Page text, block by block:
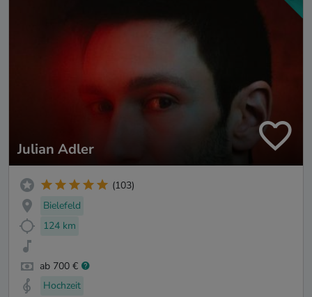
Julian Adler
(103)
Bielefeld
124 km
ab 700 €
Hochzeit